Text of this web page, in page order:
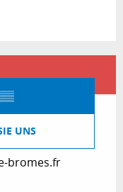
▒▒
UNS
bromes.fr